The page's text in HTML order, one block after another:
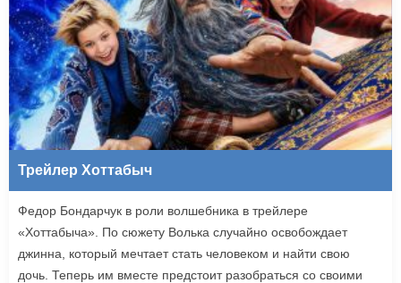
Трейлер Хоттабыч
Федор Бондарчук в роли волшебника в трейлере
«Хоттабыча». По сюжету Волька случайно освобождает
джинна, который мечтает стать человеком и найти свою
дочь. Теперь им вместе предстоит разобраться со своими